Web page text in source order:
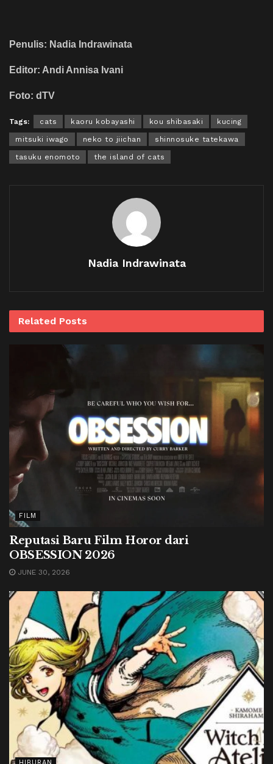
Penulis: Nadia Indrawinata
Editor: Andi Annisa Ivani
Foto: dTV
Tags: cats kaoru kobayashi kou shibasaki kucing
mitsuki iwago neko to jiichan shinnosuke tatekawa
tasuku enomoto the island of cats
Nadia Indrawinata
Related Posts
FILM
Reputasi Baru Film Horor dari
OBSESSION 2026
JUNE 30, 2026
HIBURAN